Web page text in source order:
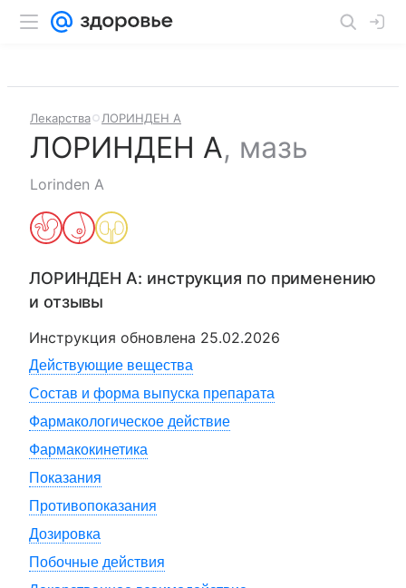
Лекарства ЛОРИНДЕН А
ЛОРИНДЕН А, мазь
Lorinden A
ЛОРИНДЕН А: инструкция по применению
и отзывы
Инструкция обновлена 25.02.2026
Действующие вещества
Состав и форма выпуска препарата
Фармакологическое действие
Фармакокинетика
Показания
Противопоказания
Дозировка
Побочные действия